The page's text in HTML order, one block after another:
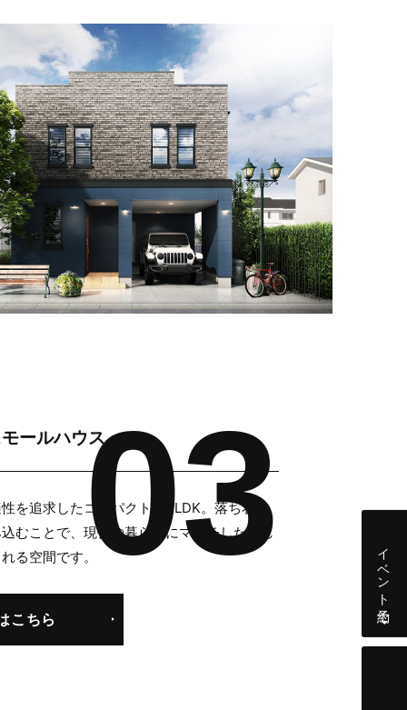
ールハウス」
を追求したコンパクトな3LDK。落ち着き
むことで、現代の暮らしにマッチした美し
る空間です。
こちら
イベント予約